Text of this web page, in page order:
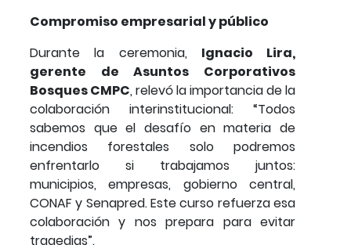
Compromiso empresarial y público
Durante la ceremonia, Ignacio Lira,
gerente de Asuntos Corporativos
Bosques CMPC, relevó la importancia de la
colaboración interinstitucional: “Todos
sabemos que el desafío en materia de
incendios forestales solo podremos
enfrentarlo si trabajamos juntos:
municipios, empresas, gobierno central,
CONAF y Senapred. Este curso refuerza esa
colaboración y nos prepara para evitar
tragedias”.